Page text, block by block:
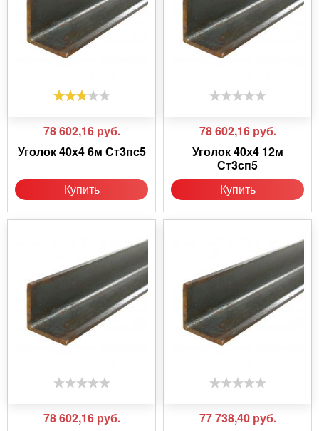
78 602,16 руб.
Уголок 40х4 6м Ст3пс5
Купить
78 602,16 руб.
Уголок 40х4 12м
Ст3сп5
Купить
78 602,16 руб.
77 738,40 руб.